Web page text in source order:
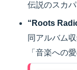
伝説のスカ
“Roots
同アルバム
「音楽への